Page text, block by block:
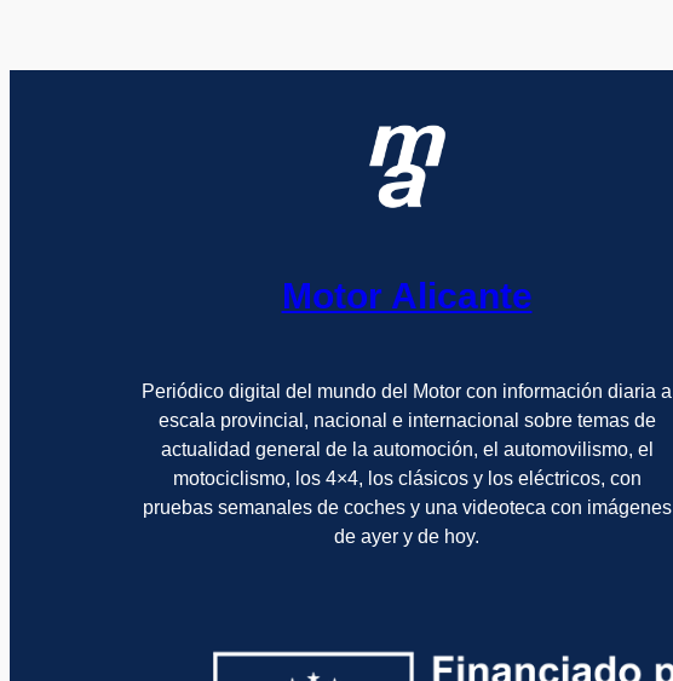
Motor Alicante
Periódico digital del mundo del Motor con información diaria a
escala provincial, nacional e internacional sobre temas de
actualidad general de la automoción, el automovilismo, el
motociclismo, los 4×4, los clásicos y los eléctricos, con
pruebas semanales de coches y una videoteca con imágenes
de ayer y de hoy.